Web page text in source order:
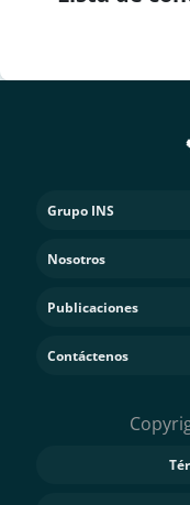
Grupo INS
Nosotros
Publicaciones
Contáctenos